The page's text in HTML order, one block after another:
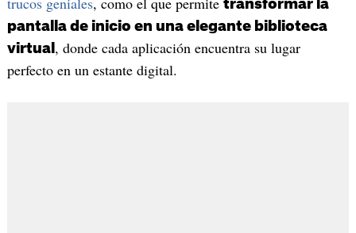
transformar la
pantalla de inicio en una elegante biblioteca
virtual , donde cada aplicación encuentra su lugar
perfecto en un estante digital.